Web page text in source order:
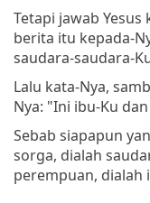
Tetapi jawab
berita itu kepada-
saudara-saudara-
Lalu kata-Nya,
Nya: "Ini ibu-Ku
Sebab siapapun
sorga, dialah
perempuan, dialah